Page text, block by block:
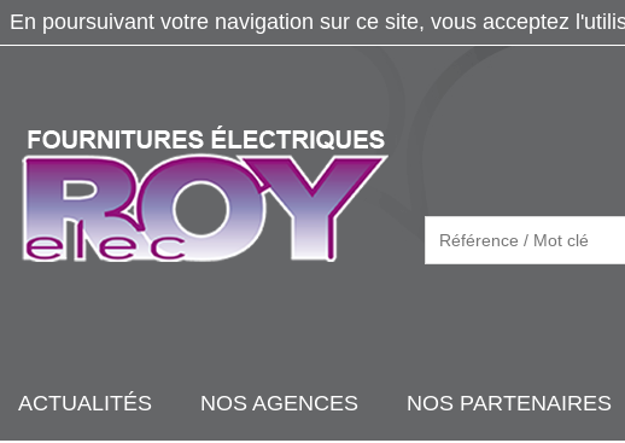
ACTUALITÉS NOS AGENCES NOS PARTENAIRES
En poursuivant votre navigation sur ce site, vous acceptez